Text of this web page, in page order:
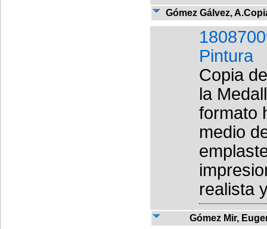
Gómez Gálvez,
Pintura
Copia
la
formato
medio
realista
Gómez Mir,